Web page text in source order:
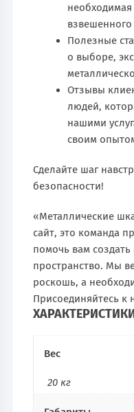
Полезные
о выборе,
Отзывы
людей,
нашими
своим
Сделайте шаг
безопасности!
«Металлические
сайт, это команда
помочь вам
пространство. Мы
роскошь, а
Присоединяйтесь к
Вес
20 кг